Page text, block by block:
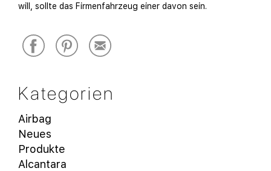
will, sollte das Firmenfahrzeug einer davon sein.
Kategorien
Airbag
Neues
Produkte
Alcantara